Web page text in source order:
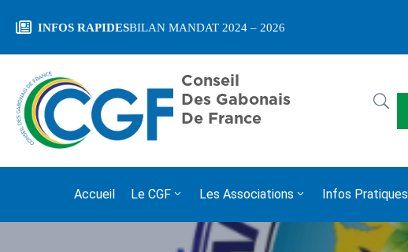
INFOS RAPIDES JOURNEE ACADÉMIQUE ET D’INTEGRATION 2025
Conseil
Des Gabonais
De France
Accueil Le CGF Les Associations Infos Pratiques